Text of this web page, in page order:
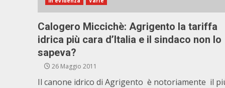
Calogero Miccichè: Agrigento la tariffa
idrica più cara d’Italia e il sindaco non lo
sapeva?
26 Maggio 2011
Il canone idrico di Agrigento è notoriamente il